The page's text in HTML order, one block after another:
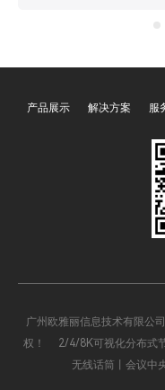
日常运营的全流程。这
动，将分散的声、光、
决了传统展厅设备操作繁
琐、效率低下的痛点，
障了展示效果的统一性
降低了运营管理成本，
现代展厅不可或缺的核
产品展示 解决方案 服
广州欧雅丽信息技术有限
权！ 2/4/8K可视化分布式节
无线话筒丨会议中